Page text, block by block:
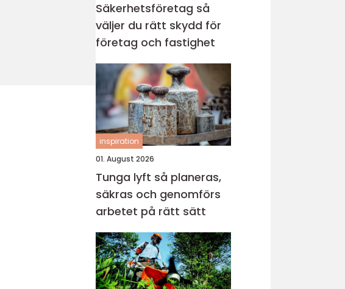
Säkerhetsföretag så
väljer du rätt skydd för
företag och fastighet
inspiration
01. August 2026
Tunga lyft så planeras,
säkras och genomförs
arbetet på rätt sätt